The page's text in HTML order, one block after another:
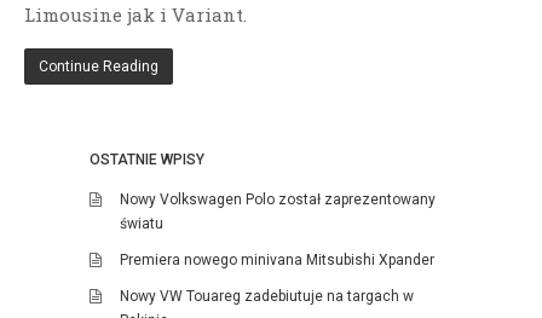
Limousine jak i Variant.
Continue Reading
OSTATNIE WPISY
Nowy Volkswagen Polo został zaprezentowany
światu
Premiera nowego minivana Mitsubishi Xpander
Nowy VW Touareg zadebiutuje na targach w